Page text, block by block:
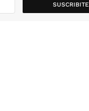
SUSCRIBITE